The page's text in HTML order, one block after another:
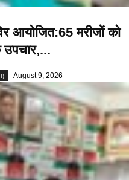
आयोजित:65 मरीजों को
उपचार,...
August 9, 2026